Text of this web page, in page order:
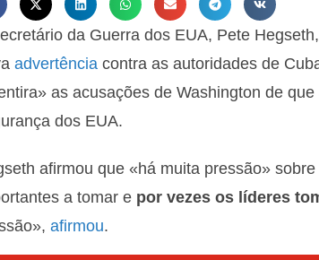
da Guerra dos EUA, Pete
advertência contra as autoridades de
as acusações de Washington de
dos EUA.
afirmou que «há muita pressão»
a tomar e por vezes os líderes
afirmou.